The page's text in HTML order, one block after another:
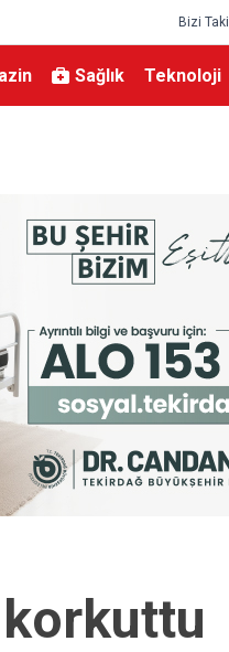
Bizi
Sağlık Teknoloji